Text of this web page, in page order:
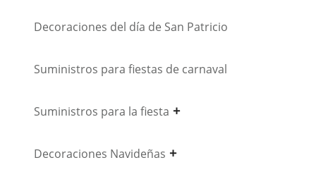
Decoraciones del día de San Patricio
Suministros para fiestas de carnaval
Suministros para la fiesta
Decoraciones Navideñas